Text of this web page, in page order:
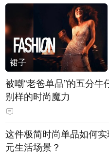
裙子
被嘲“老爸单品”的五分牛
别样的时尚魔力
这件极简时尚单品如何
元生活场景？